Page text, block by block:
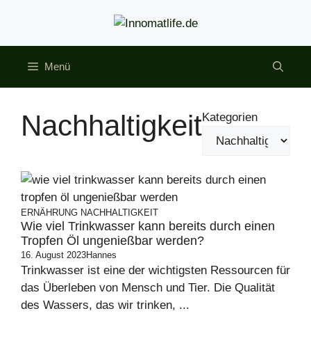
springen
Menü
NachhaltigkeitKategorien
ERNÄHRUNG NACHHALTIGKEIT
Wie viel Trinkwasser kann bereits durch einen
Tropfen Öl ungenießbar werden?
16. August 2023Hannes
Trinkwasser ist eine der wichtigsten Ressourcen für
das Überleben von Mensch und Tier. Die Qualität
des Wassers, das wir trinken, ...